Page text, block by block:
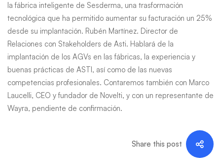
la fábrica inteligente de Sesderma, una trasformación
tecnológica que ha permitido aumentar su facturación un 25%
desde su implantación. Rubén Martínez. Director de
Relaciones con Stakeholders de Asti. Hablará de la
implantación de los AGVs en las fábricas, la experiencia y
buenas prácticas de ASTI, así como de las nuevas
competencias profesionales. Contaremos también con Marco
Laucelli, CEO y fundador de Novelti, y con un representante de
Wayra, pendiente de confirmación.
Share this post